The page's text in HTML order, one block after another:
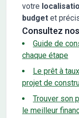
votre
budget et
Consultez
Guide de
chaque étape
Le prêt à
projet de
Trouver son
le meilleur